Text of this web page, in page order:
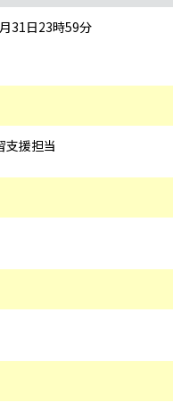
31日23時59分
援担当